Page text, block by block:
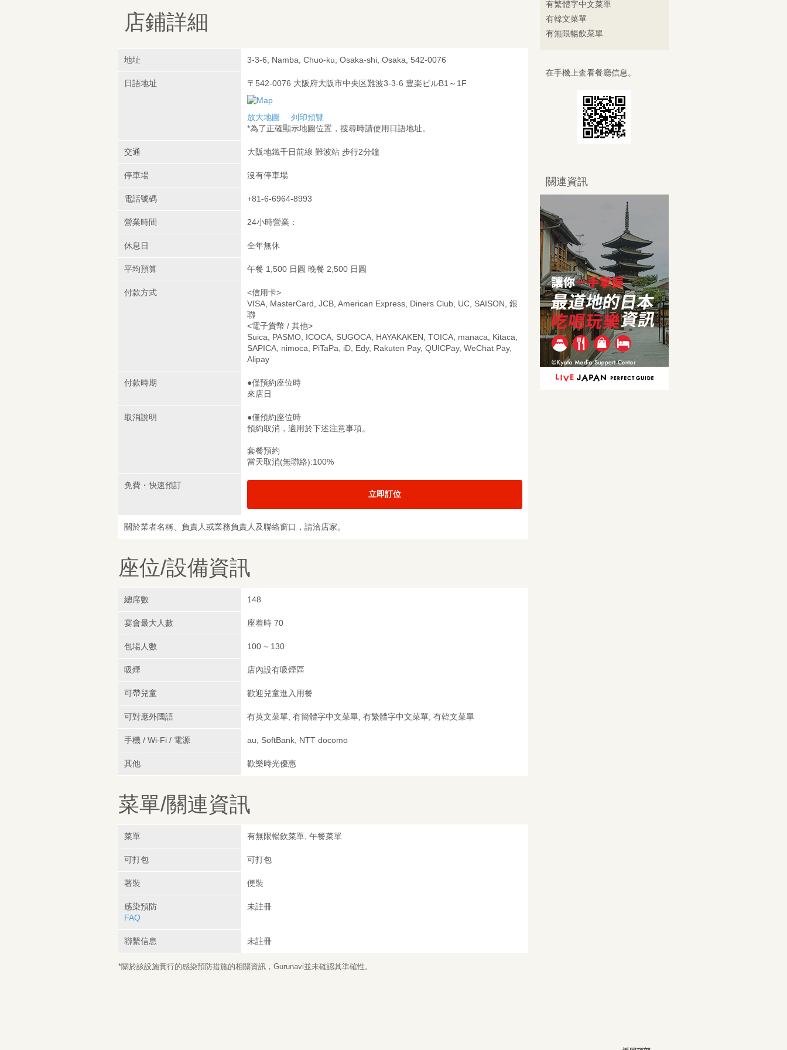
店鋪詳細
地址 3-3-6, Namba, Chuo-ku, Osaka-shi, Osaka, 542-0076
日語地址 〒542-0076 大阪府大阪市中央区難波3-3-6 豊楽ビルB1～1F
放大地圖
列印預覽
*為了正確顯示地圖位置，搜尋時請使用日語地址。
交通 大阪地鐵千日前線 難波站 步行2分鐘
停車場 沒有停車場
電話號碼 +81-6-6964-8993
營業時間 24小時營業：
休息日 全年無休
平均預算 午餐 1,500 日圓 晚餐 2,500 日圓
付款方式
<信用卡>
VISA, MasterCard, JCB, American Express, Diners Club, UC, SAISON, 銀
聯
<電子貨幣 / 其他>
Suica, PASMO, ICOCA, SUGOCA, HAYAKAKEN, TOICA, manaca, Kitaca,
SAPICA, nimoca, PiTaPa, iD, Edy, Rakuten Pay, QUICPay, WeChat Pay,
Alipay
付款時期
●僅預約座位時
來店日
取消說明
●僅預約座位時
預約取消，適用於下述注意事項。
套餐預約
當天取消(無聯絡):100%
免費・快速預訂
立即訂位
關於業者名稱、負責人或業務負責人及聯絡窗口，請洽店家。
座位/設備資訊
總席數 148
宴會最大人數 座着時 70
包場人數 100 ~ 130
吸煙 店內設有吸煙區
可帶兒童 歡迎兒童進入用餐
可對應外國語 有英文菜單, 有簡體字中文菜單, 有繁體字中文菜單, 有韓文菜單
手機 / Wi-Fi / 電源 au, SoftBank, NTT docomo
其他 歡樂時光優惠
菜單/關連資訊
菜單 有無限暢飲菜單, 午餐菜單
可打包 可打包
著裝 便裝
感染預防
FAQ
未註冊
聯繫信息 未註冊
*關於該設施實行的感染預防措施的相關資訊，Gurunavi並未確認其準確性。
有繁體字中文菜單
有韓文菜單
有無限暢飲菜單
在手機上査看餐廳信息。
關連資訊